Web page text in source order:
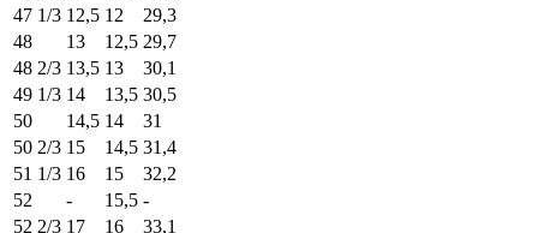
47 1/3 12,5 12
29,3
48
13 12,5 29,7
48 2/3 13,5 13
30,1
49 1/3 14 13,5 30,5
50
14,5 14
31
50 2/3 15 14,5 31,4
51 1/3 16 15
32,2
52
- 15,5 -
52 2/3 17 16
33,1